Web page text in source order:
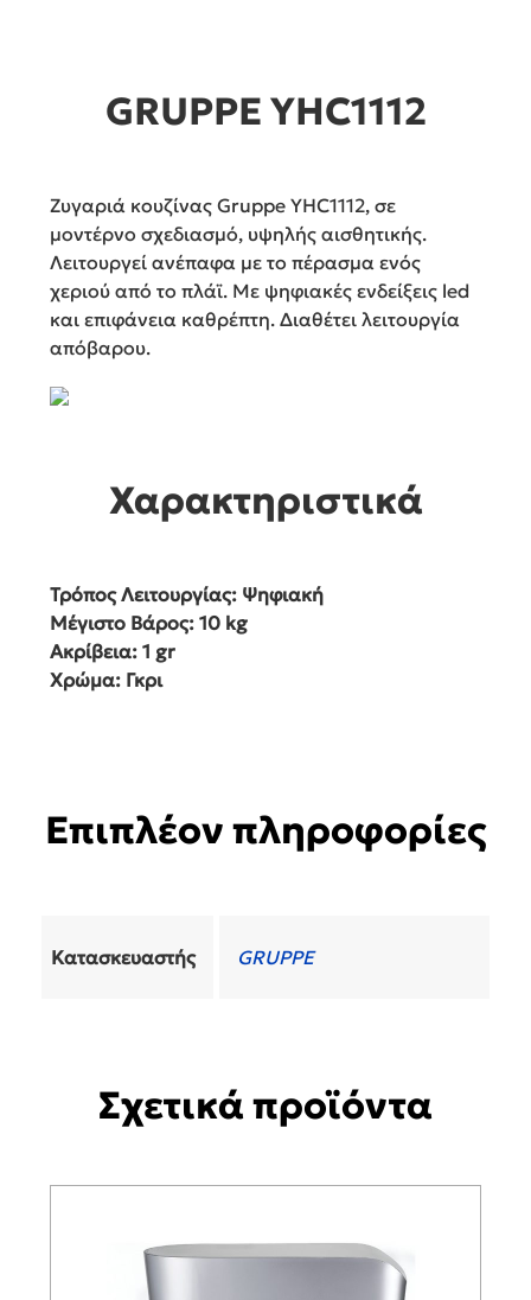
GRUPPE YHC1112
Ζυγαριά κουζίνας Gruppe YHC1112, σε
μοντέρνο σχεδιασμό, υψηλής αισθητικής.
Λειτουργεί ανέπαφα με το πέρασμα ενός
χεριού από το πλάϊ. Με ψηφιακές ενδείξεις led
και επιφάνεια καθρέπτη. Διαθέτει λειτουργία
απόβαρου.
Χαρακτηριστικά
Τρόπος Λειτουργίας: Ψηφιακή
Μέγιστο Βάρος: 10 kg
Ακρίβεια: 1 gr
Χρώμα: Γκρι
Επιπλέον πληροφορίες
Κατασκευαστής GRUPPE
Σχετικά προϊόντα